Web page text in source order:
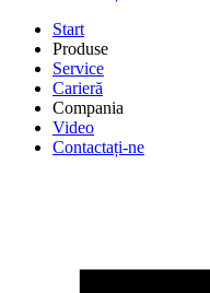
Start
Produse
Service
Carieră
Compania
Video
Contactați-ne